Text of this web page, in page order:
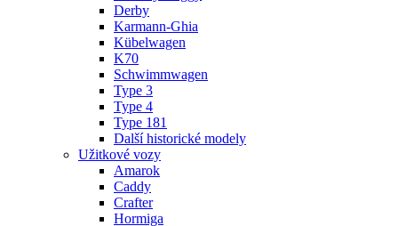
Derby
Karmann-Ghia
Kübelwagen
K70
Schwimmwagen
Type 3
Type 4
Type 181
Další historické modely
Užitkové vozy
Amarok
Caddy
Crafter
Hormiga